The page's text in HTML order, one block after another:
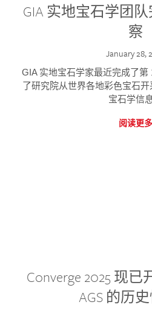
GIA 实地宝石学团
察
January 28,
GIA 实地宝石学家最近完成了第
了研究院从世界各地彩色宝石
宝石学信息
阅读更多
Converge 2025 现已
AGS 的历